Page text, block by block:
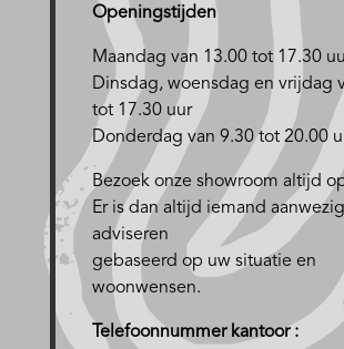
Openingstijden
Maandag van 13.00 tot 17.30
Dinsdag, woensdag en vrijdag
tot 17.30 uur
Donderdag van 9.30 tot 20.00
Bezoek onze showroom altijd
Er is dan altijd iemand
adviseren
gebaseerd op uw situatie en
woonwensen.
Telefoonnummer kantoor :